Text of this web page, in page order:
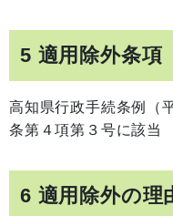
5 適用除外条項
高知県行政手続条例（
条第４項第３号に該当
6 適用除外の理